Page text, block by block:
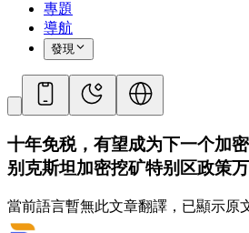
專題
導航
發現
十年免税，有望成为下一个加
别克斯坦加密挖矿特别区政策
當前語言暫無此文章翻譯，已顯示原